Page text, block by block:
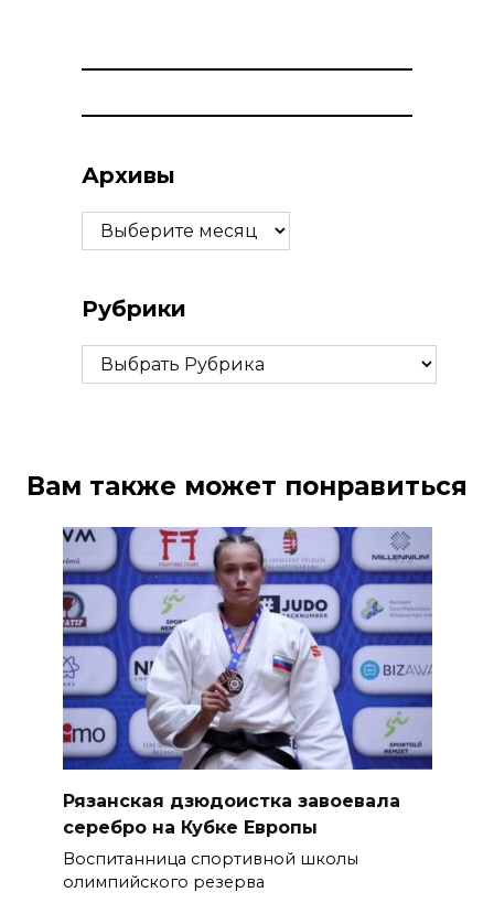
Архивы
Архивы
Рубрики
Рубрики
Вам также может понравиться
Рязанская дзюдоистка завоевала
серебро на Кубке Европы
Воспитанница спортивной школы
олимпийского резерва